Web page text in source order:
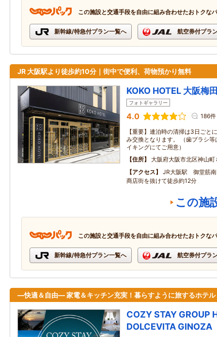
この施設と交通手段を自由に組み合わせたおトクな
新幹線/特急付プラン一覧へ 航空券付プラ
JR 大阪駅より徒歩約10分｜街中で便利、荷物預かり無料
KOKO HOTEL 大阪梅
フォトギャラリー
4.0 186件
【重要】連泊時の清掃は3日ごと
み交換となります。 （歯ブラシ
イキングにてご用意）
住所
大阪府大阪市北区神山町
アクセス
JR大阪駅 御堂筋南
商店街を抜けて徒歩約12分
この施
この施設と交通手段を自由に組み合わせたおトクな
新幹線/特急付プラン一覧へ 航空券付プラ
―快適＆自由― 家電＆キッチン充実！暮らすように旅するホテル
COZY STAY GROUP
DOLCEVITA GINOZA